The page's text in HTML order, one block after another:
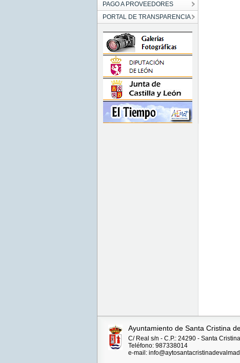
PAGO A PROVEEDORES
PORTAL DE TRANSPARENCIA
Ayuntamiento de Santa Cristina
C/ Real s/n - C.P.: 24290 - Santa
Teléfono: 987338014
e-mail: